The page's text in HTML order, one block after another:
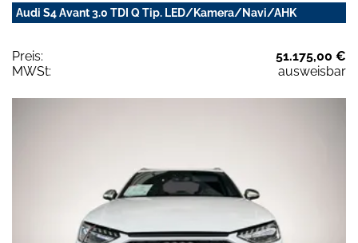
Audi S4 Avant 3.0 TDI Q Tip. LED/Kamera/Navi/AHK
Preis:
51.175,00 €
MWSt:
ausweisbar